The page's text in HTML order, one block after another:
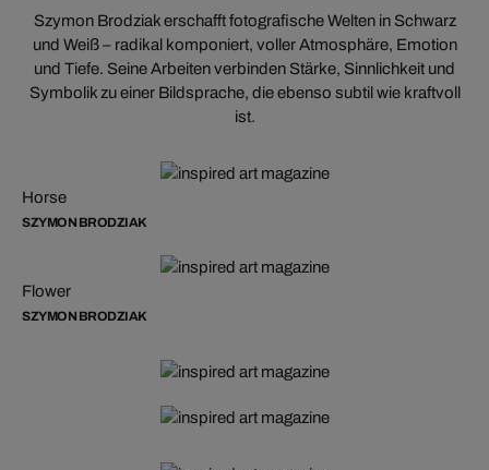
Szymon Brodziak erschafft fotografische Welten in Schwarz
und Weiß – radikal komponiert, voller Atmosphäre, Emotion
und Tiefe. Seine Arbeiten verbinden Stärke, Sinnlichkeit und
Symbolik zu einer Bildsprache, die ebenso subtil wie kraftvoll
ist.
Horse
SZYMON BRODZIAK
Flower
SZYMON BRODZIAK